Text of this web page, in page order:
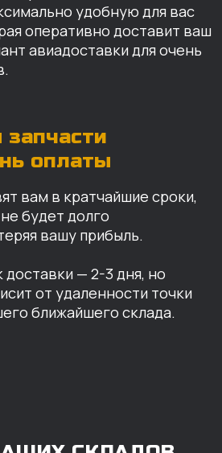
Владивосток
Хабаровск
СКЛАДОВ
быть все — как
лица.